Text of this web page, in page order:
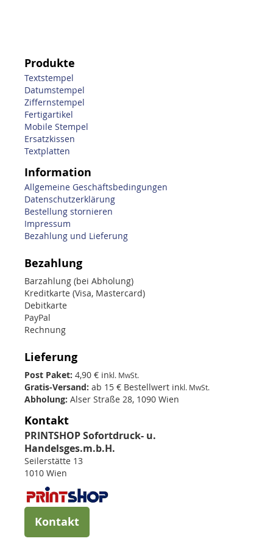
Produkte
Textstempel
Datumstempel
Ziffernstempel
Fertigartikel
Mobile Stempel
Ersatzkissen
Textplatten
Information
Allgemeine Geschäftsbedingungen
Datenschutzerklärung
Bestellung stornieren
Impressum
Bezahlung und Lieferung
Bezahlung
Barzahlung (bei Abholung)
Kreditkarte (Visa, Mastercard)
Debitkarte
PayPal
Rechnung
Lieferung
Post Paket: 4,90 € inkl. MwSt.
Gratis-Versand: ab 15 € Bestellwert inkl. MwSt.
Abholung: Alser Straße 28, 1090 Wien
Kontakt
PRINTSHOP Sofortdruck- u.
Handelsges.m.b.H.
Seilerstätte 13
1010 Wien
Kontakt